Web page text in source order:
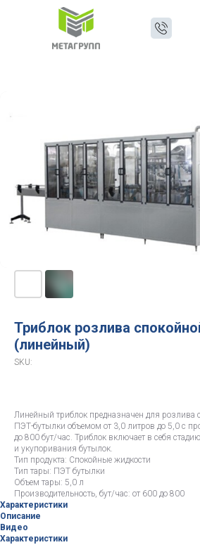
Триблок розлива
(линейный)
SKU:
Линейный триблок предназначен для розлива
ПЭТ-бутылки объемом от 3,0 литров до 5,0 с
до 800 бут/час. Триблок включает в себя
и укупоривания бутылок.
Тип продукта: Спокойные жидкости
Тип тары: ПЭТ бутылки
Объем тары: 5,0 л
Производительность, бут/час: от 600 до 800
Характеристики
Описание
Видео
Характеристики